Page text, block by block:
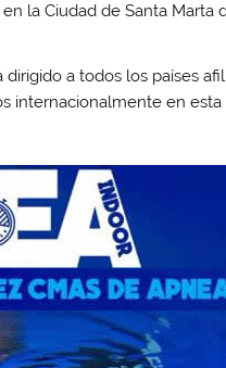
la Ciudad de Santa
a todos los países
internacionalmente en esta